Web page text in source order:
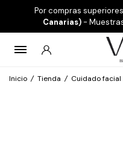
Por compras
Canarias)-
Inicio / Tienda / Cuidado facial